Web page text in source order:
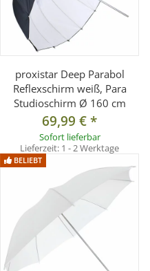
proxistar Deep Parabol
Reflexschirm weiß, Para
Studioschirm Ø 160 cm
69,99 €*
Sofort lieferbar
Lieferzeit: 1 - 2 Werktage
BELIEBT